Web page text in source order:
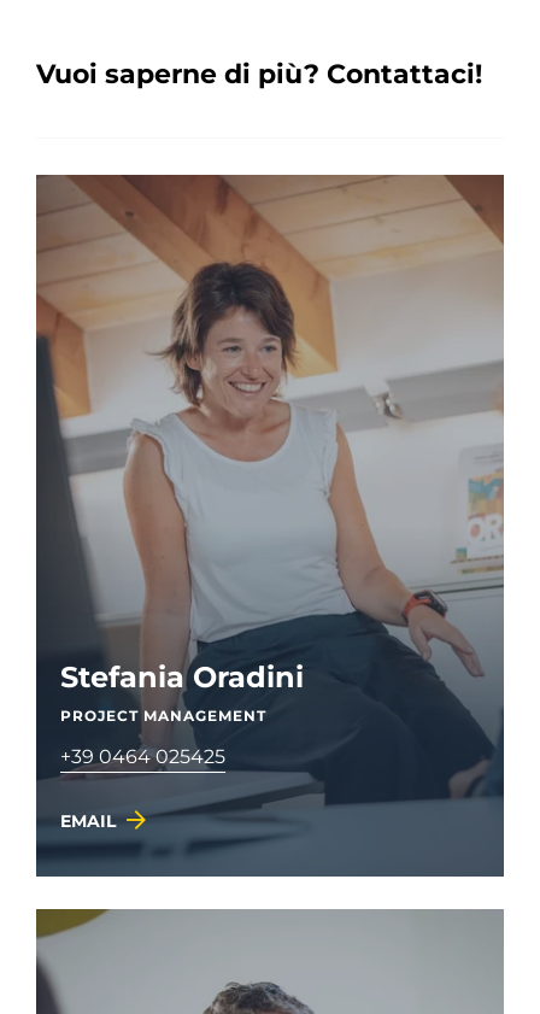
Vuoi saperne di più? Contattaci!
Stefania Oradini
PROJECT MANAGEMENT
+39 0464 025425
EMAIL